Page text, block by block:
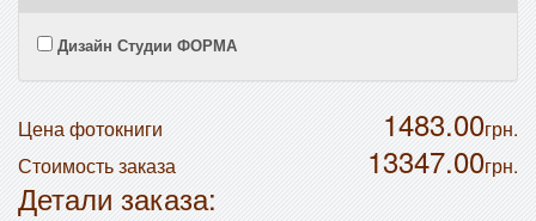
Дизайн Студии ФОРМА
Цена фотокниги 1483.00грн.
13347.00грн.
Стоимость заказа
Детали заказа: